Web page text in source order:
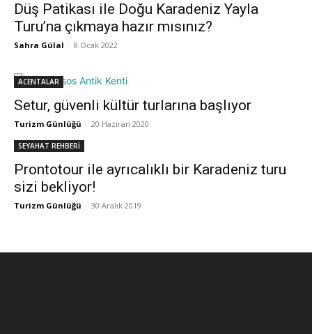
Düş Patikası ile Doğu Karadeniz Yayla
Turu’na çıkmaya hazır mısınız?
Sahra Gülal - 8 Ocak 2022
ACENTALAR
Setur, güvenli kültür turlarına başlıyor
Turizm Günlüğü - 20 Haziran 2020
SEYAHAT REHBERİ
Prontotour ile ayrıcalıklı bir Karadeniz turu
sizi bekliyor!
Turizm Günlüğü - 30 Aralık 2019